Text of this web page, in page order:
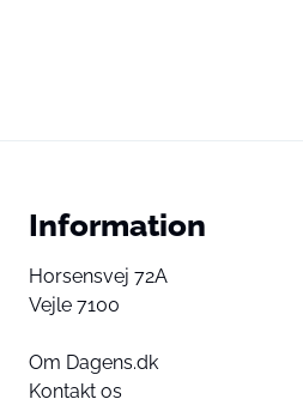
Information
Horsensvej 72A
Vejle 7100
Om Dagens.dk
Kontakt os